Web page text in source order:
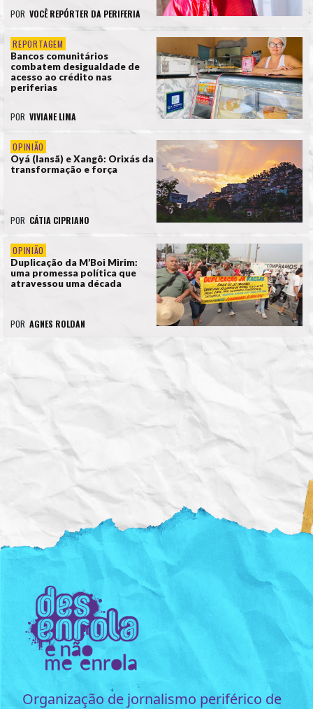
POR VOCÊ REPÓRTER DA PERIFERIA
REPORTAGEM
Bancos comunitários
combatem desigualdade de
acesso ao crédito nas
periferias
POR VIVIANE LIMA
OPINIÃO
Oyá (Iansã) e Xangô: Orixás da
transformação e força
POR CÁTIA CIPRIANO
OPINIÃO
Duplicação da M’Boi Mirim:
uma promessa política que
atravessou uma década
POR AGNES ROLDAN
Organização de jornalismo periférico de